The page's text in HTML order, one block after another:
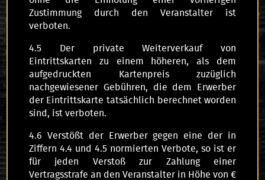
Zustimmung durch den Veranstalter ist
verboten.
4.5 Der private Weiterverkauf von
Eintrittskarten zu einem höheren, als dem
aufgedruckten Kartenpreis zuzüglich
nachgewiesener Gebühren, die dem Erwerber
der Eintrittskarte tatsächlich berechnet worden
sind, ist verboten.
4.6 Verstößt der Erwerber gegen eine der in
Ziffern 4.4 und 4.5 normierten Verbote, so ist er
für jeden Verstoß zur Zahlung einer
Vertragsstrafe an den Veranstalter in Höhe von €